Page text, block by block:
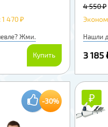
470 ₽
Жми.
Купить
4 550 ₽
Нашли
3 185
-30% ₽
₽